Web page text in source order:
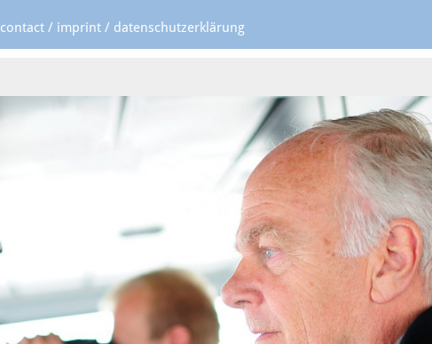
contact / imprint / datenschutzerklärung